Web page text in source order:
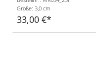
Größe: 3,0 cm
33,00 €